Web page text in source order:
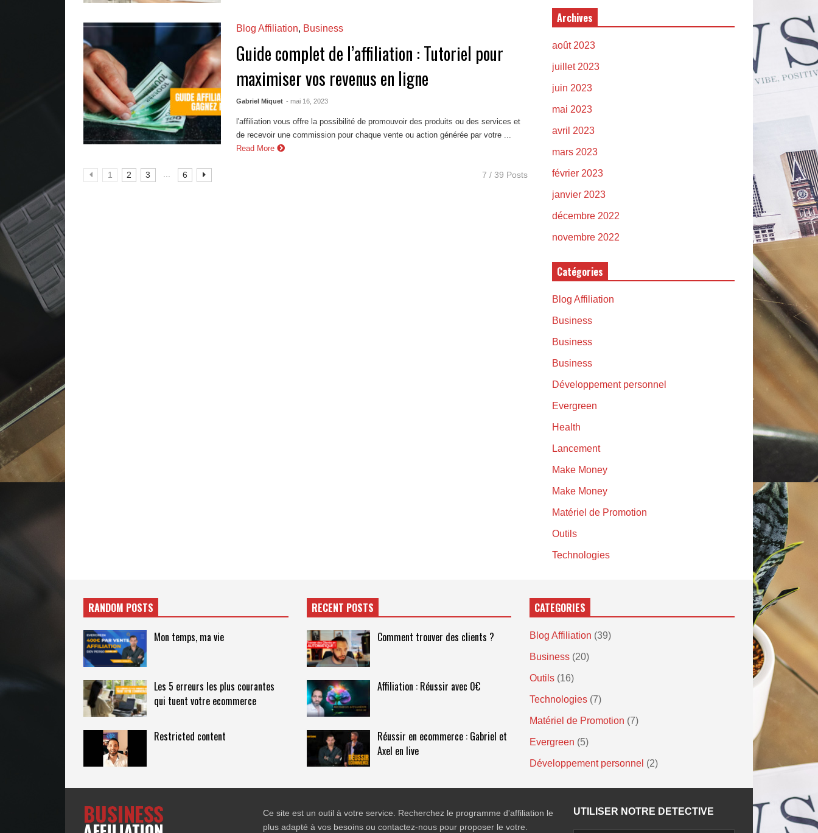
Blog Affiliation, Business
Guide complet de l’affiliation : Tutoriel pour
maximiser vos revenus en ligne
Gabriel Miquet - mai 16, 2023
l'affiliation vous offre la possibilité de promouvoir des produits ou des services et
de recevoir une commission pour chaque vente ou action générée par votre ...
Read More
1 2 3 6 7 / 39 Posts
Archives
août 2023
juillet 2023
juin 2023
mai 2023
avril 2023
mars 2023
février 2023
janvier 2023
décembre 2022
novembre 2022
Catégories
Blog Affiliation
Business
Business
Business
Développement personnel
Evergreen
Health
Lancement
Make Money
Make Money
Matériel de Promotion
Outils
Technologies
RANDOM POSTS
Mon temps, ma vie
Les 5 erreurs les plus courantes
qui tuent votre ecommerce
Restricted content
RECENT POSTS
Comment trouver des clients ?
Affiliation : Réussir avec 0€
Réussir en ecommerce : Gabriel et
Axel en live
CATEGORIES
Blog Affiliation (39)
Business (20)
Outils (16)
Technologies (7)
Matériel de Promotion (7)
Evergreen (5)
Développement personnel (2)
Ce site est un outil à votre service. Recherchez le programme d'affiliation le
plus adapté à vos besoins ou contactez-nous pour proposer le votre.
UTILISER NOTRE DETECTIVE